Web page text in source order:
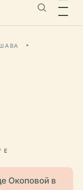
E
Окоповой в